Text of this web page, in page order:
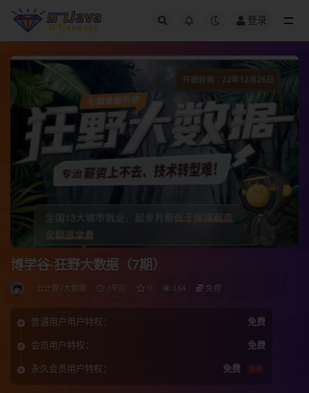
登录
博学谷-狂野大数据（7期）
云计算/大数据 3年前 0 164 免费
普通用户用户特权： 免费
会员用户特权： 免费
永久会员用户特权： 免费 推荐